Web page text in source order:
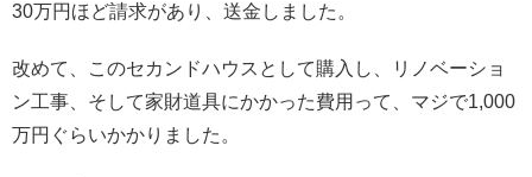
30万円ほど請求があり、送金しました。
改めて、このセカンドハウスとして購入し、リノベーショ
ン工事、そして家財道具にかかった費用って、マジで1,000
万円ぐらいかかりました。